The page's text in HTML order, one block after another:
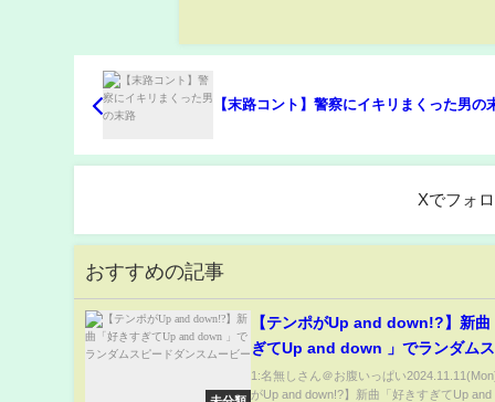
【末路コント】警察にイキリまくった男の
Xでフォ
おすすめの記事
【テンポがUp and down!?】新曲
ぎてUp and down 」でランダム
ダンスムービー
1:名無しさん＠お腹いっぱい
がUp and down!?】新曲「好きすぎてUp and